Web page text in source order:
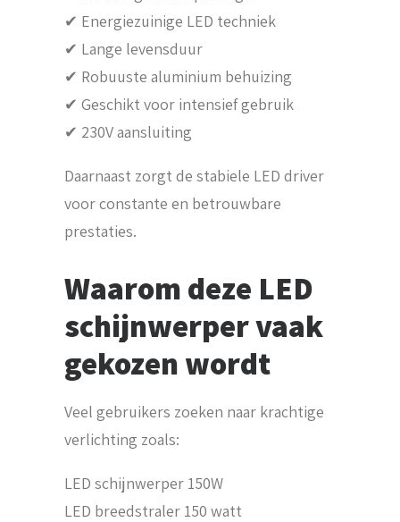
✔ Energiezuinige LED techniek
✔ Lange levensduur
✔ Robuuste aluminium behuizing
✔ Geschikt voor intensief gebruik
✔ 230V aansluiting
Daarnaast zorgt de stabiele LED driver
voor constante en betrouwbare
prestaties.
Waarom deze LED
schijnwerper vaak
gekozen wordt
Veel gebruikers zoeken naar krachtige
verlichting zoals:
LED schijnwerper 150W
LED breedstraler 150 watt